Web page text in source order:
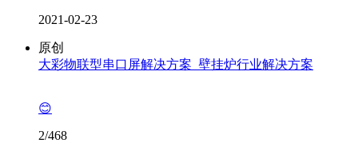
2021-02-23
原创
大彩物联型串口屏解决方案_壁挂炉行业解决方案
😊
2/468